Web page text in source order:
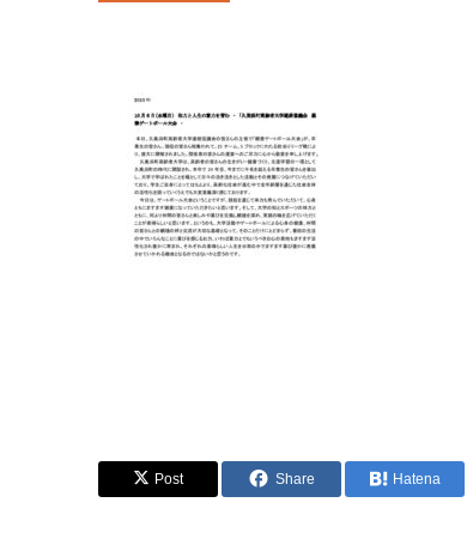
Post Share Hatena